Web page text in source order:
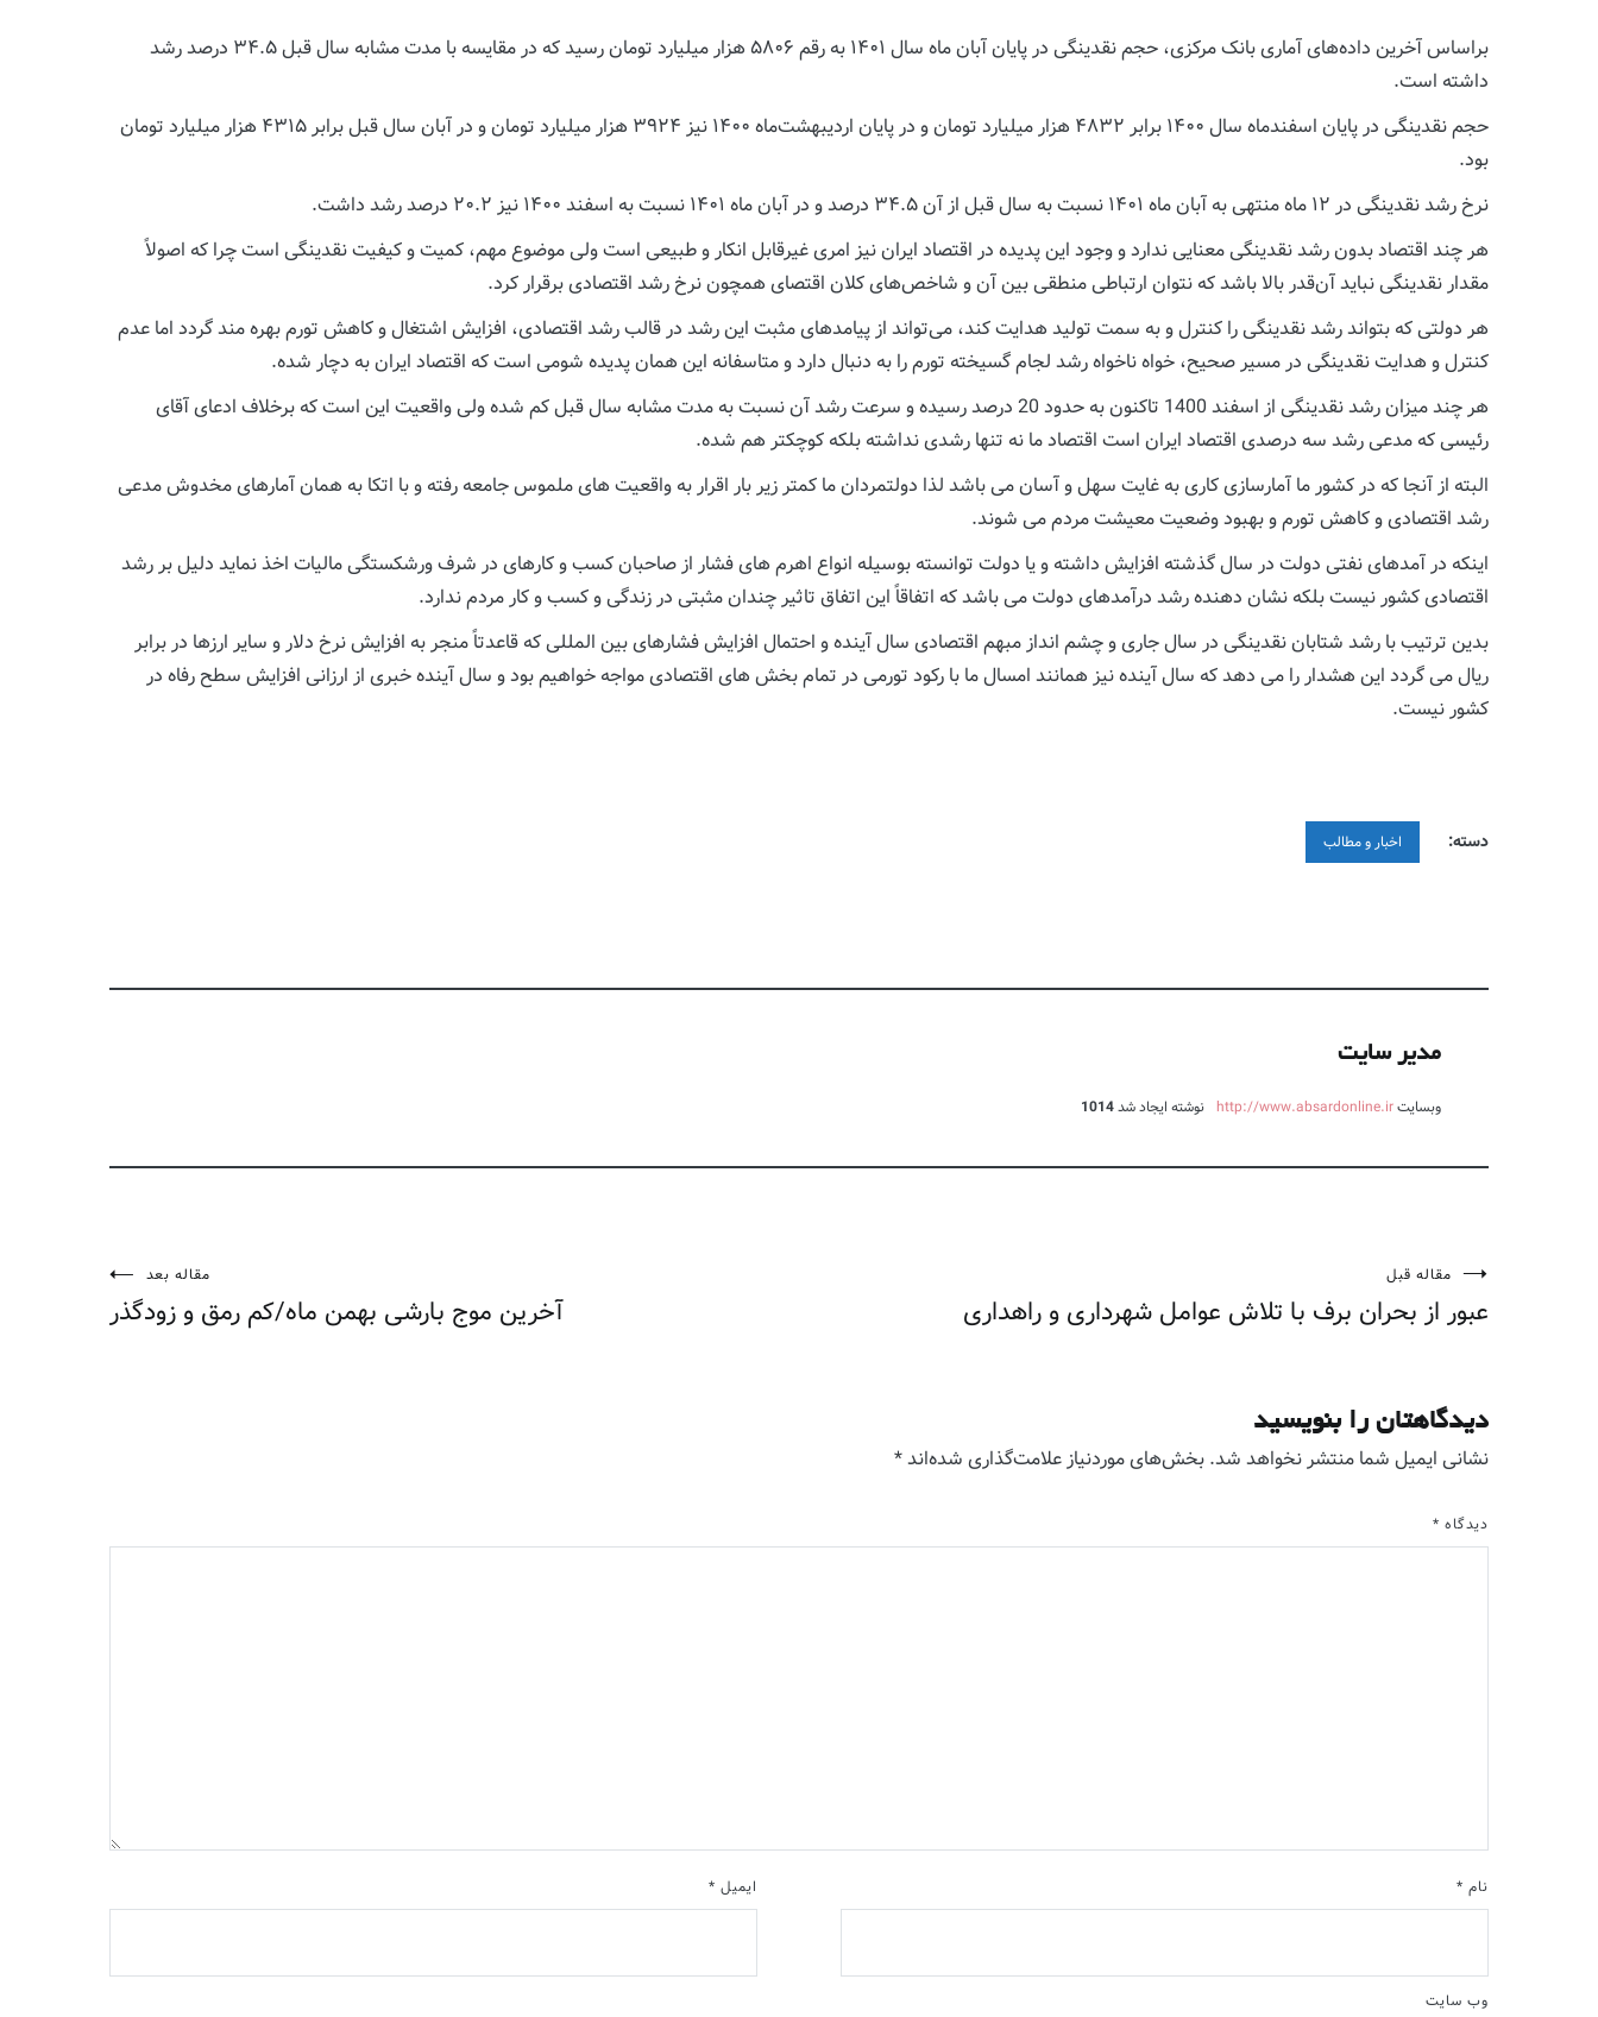
براساس آخرین داده‌های آماری بانک مرکزی، حجم نقدینگی در پایان آبان ماه سال ۱۴۰۱ به رقم ۵۸۰۶ هزار میلیارد تومان رسید که در مقایسه با مدت مشابه سال قبل ۳۴.۵ درصد رشد
داشته است.
حجم نقدینگی در پایان اسفندماه سال ۱۴۰۰ برابر ۴۸۳۲ هزار میلیارد تومان و در پایان اردیبهشت‌ماه ۱۴۰۰ نیز ۳۹۲۴ هزار میلیارد تومان و در آبان سال قبل برابر ۴۳۱۵ هزار میلیارد تومان
بود.
نرخ رشد نقدینگی در ۱۲ ماه منتهی به آبان ماه ۱۴۰۱ نسبت به سال قبل از آن ۳۴.۵ درصد و در آبان ماه ۱۴۰۱ نسبت به اسفند ۱۴۰۰ نیز ۲۰.۲ درصد رشد داشت.
هر چند اقتصاد بدون رشد نقدینگی معنایی ندارد و وجود این پدیده در اقتصاد ایران نیز امری غیرقابل انکار و طبیعی است ولی موضوع مهم، کمیت و کیفیت نقدینگی است چرا که اصولاً
مقدار نقدینگی نباید آن‌قدر بالا باشد که نتوان ارتباطی منطقی بین آن و شاخص‌های کلان اقتصای همچون نرخ رشد اقتصادی برقرار کرد.
هر دولتی که بتواند رشد نقدینگی را کنترل و به سمت تولید هدایت کند، می‌تواند از پیامدهای مثبت این رشد در قالب رشد اقتصادی، افزایش اشتغال و کاهش تورم بهره مند گردد اما عدم
کنترل و هدایت نقدینگی در مسیر صحیح، خواه ناخواه رشد لجام گسیخته تورم را به دنبال دارد و متاسفانه این همان پدیده شومی است که اقتصاد ایران به دچار شده.
هر چند میزان رشد نقدینگی از اسفند 1400 تاکنون به حدود 20 درصد رسیده و سرعت رشد آن نسبت به مدت مشابه سال قبل کم شده ولی واقعیت این است که برخلاف ادعای آقای
رئیسی که مدعی رشد سه درصدی اقتصاد ایران است اقتصاد ما نه تنها رشدی نداشته بلکه کوچکتر هم شده.
البته از آنجا که در کشور ما آمارسازی کاری به غایت سهل و آسان می باشد لذا دولتمردان ما کمتر زیر بار اقرار به واقعیت های ملموس جامعه رفته و با اتکا به همان آمارهای مخدوش مدعی
رشد اقتصادی و کاهش تورم و بهبود وضعیت معیشت مردم می شوند.
اینکه در آمدهای نفتی دولت در سال گذشته افزایش داشته و یا دولت توانسته بوسیله انواع اهرم های فشار از صاحبان کسب و کارهای در شرف ورشکستگی مالیات اخذ نماید دلیل بر رشد
اقتصادی کشور نیست بلکه نشان دهنده رشد درآمدهای دولت می باشد که اتفاقاً این اتفاق تاثیر چندان مثبتی در زندگی و کسب و کار مردم ندارد.
بدین ترتیب با رشد شتابان نقدینگی در سال جاری و چشم انداز مبهم اقتصادی سال آینده و احتمال افزایش فشارهای بین المللی که قاعدتاً منجر به افزایش نرخ دلار و سایر ارزها در برابر
ريال می گردد این هشدار را می دهد که سال آینده نیز همانند امسال ما با رکود تورمی در تمام بخش های اقتصادی مواجه خواهیم بود و سال آینده خبری از ارزانی افزایش سطح رفاه در
کشور نیست.
دسته: اخبار و مطالب
مدیر سایت
وبسایتhttp://www.absardonline.ir نوشته ایجاد شد1014
راهبری
مقاله قبل
عبور از بحران برف با تلاش عوامل شهرداری و راهداری
مقاله بعد
آخرین موج بارشی بهمن ماه/کم رمق و زودگذر
دیدگاهتان را بنویسید
نشانی ایمیل شما منتشر نخواهد شد. بخش‌های موردنیاز علامت‌گذاری شده‌اند*
دیدگاه *
نام * ایمیل *
وب‌ سایت